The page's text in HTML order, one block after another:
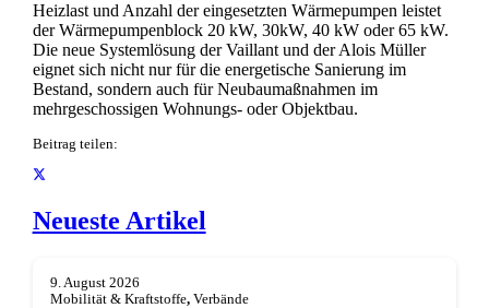
Heizlast und Anzahl der eingesetzten Wärmepumpen leistet
der Wärmepumpenblock 20 kW, 30kW, 40 kW oder 65 kW.
Die neue Systemlösung der Vaillant und der Alois Müller
eignet sich nicht nur für die energetische Sanierung im
Bestand, sondern auch für Neubaumaßnahmen im
mehrgeschossigen Wohnungs- oder Objektbau.
Beitrag teilen:
Neueste Artikel
9. August 2026
Mobilität & Kraftstoffe, Verbände